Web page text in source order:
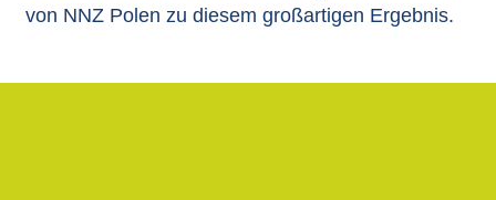
von NNZ Polen zu diesem großartigen Ergebnis.